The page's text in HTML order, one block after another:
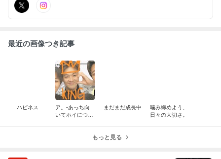
最近の画像つき記事
ハピネス
ア。-あっち向
いてホイについ
まだまだ成長中
噛み締めよう、
日々の大切さ。
もっと見る